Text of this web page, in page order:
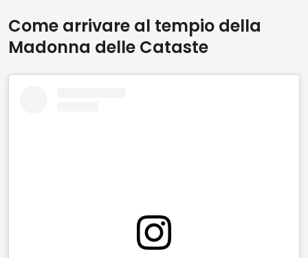
Come arrivare al tempio della
Madonna delle Cataste